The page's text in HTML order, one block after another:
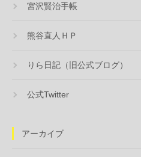
宮沢賢治手帳
熊谷直人ＨＰ
りら日記（旧公式ブログ）
公式Twitter
アーカイブ